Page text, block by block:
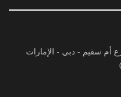
أم سقيم - دبي - الإمارات